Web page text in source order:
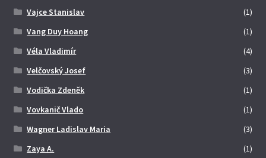
Vajce Stanislav
(1)
Vang Duy Hoang
(1)
Véla Vladimír
(4)
Velčovský Josef
(3)
Vodička Zdeněk
(1)
Vovkanič Vlado
(1)
Wagner Ladislav Maria
(3)
Zaya A.
(1)